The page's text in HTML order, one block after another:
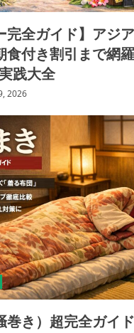
完全ガイド】アジ
食付き割引まで網
践大全
2026
巻き）超完全ガイ